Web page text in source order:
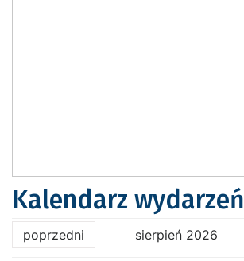
Kalendarz wydarzeń
poprzedni sierpień 2026